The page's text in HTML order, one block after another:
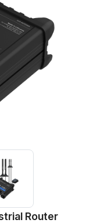
Router